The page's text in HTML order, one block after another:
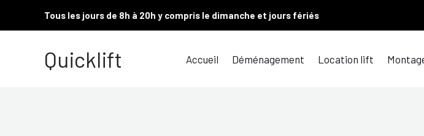
au
Tous les jours de 8h à 20h y compris le dimanche et jours fériés
Quicklift Accueil Déménagement Location lift